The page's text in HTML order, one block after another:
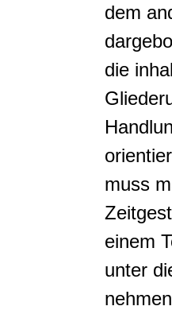
dem
die
muss
einem
unter